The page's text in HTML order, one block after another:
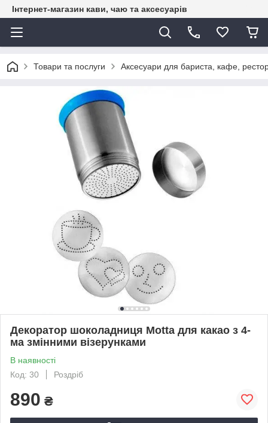
Інтернет-магазин кави, чаю та аксесуарів
Товари та послуги Аксесуари для бариста, кафе,
Декоратор шоколадниця Motta для какао з 4-
ма змінними візерунками
В наявності
Код: 30
Роздріб
890 ₴